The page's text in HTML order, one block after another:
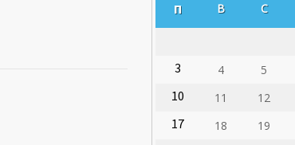
П В С
3 4 5
10 11 12
17 18 19